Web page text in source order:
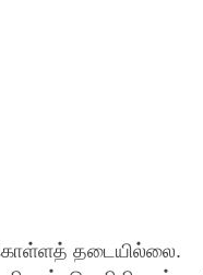
கொள்ளத் தடையில்லை.